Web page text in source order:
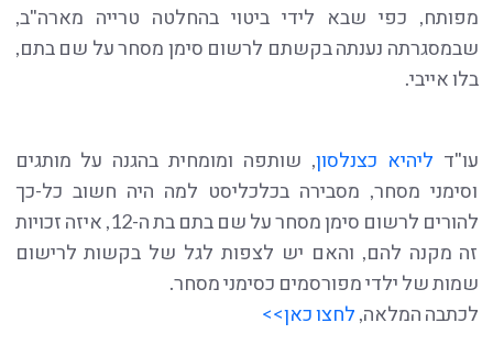
מפותח, כפי שבא לידי ביטוי בהחלטה טרייה מארה"ב,
שבמסגרתה נענתה בקשתם לרשום סימן מסחר על שם בתם,
בלו אייבי.
עו"ד ליהיא כצנלסון, שותפה ומומחית בהגנה על מותגים
וסימני מסחר, מסבירה בכלכליסט למה היה חשוב כל-כך
להורים לרשום סימן מסחר על שם בתם בת ה-12, איזה זכויות
זה מקנה להם, והאם יש לצפות לגל של בקשות לרישום
שמות של ילדי מפורסמים כסימני מסחר.
לכתבה המלאה, לחצו כאן>>